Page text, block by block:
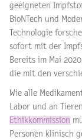
geeigneten
BioNTech und
Technologie
sofort mit der
Bereits im Mai
die mit den
Wie alle
Labor und an
Ethikkommission
Personen klinisch